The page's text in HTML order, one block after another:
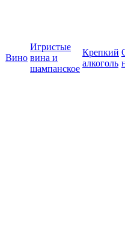
Вино
Игристые
вина и
шампанское
Крепкий
алкоголь